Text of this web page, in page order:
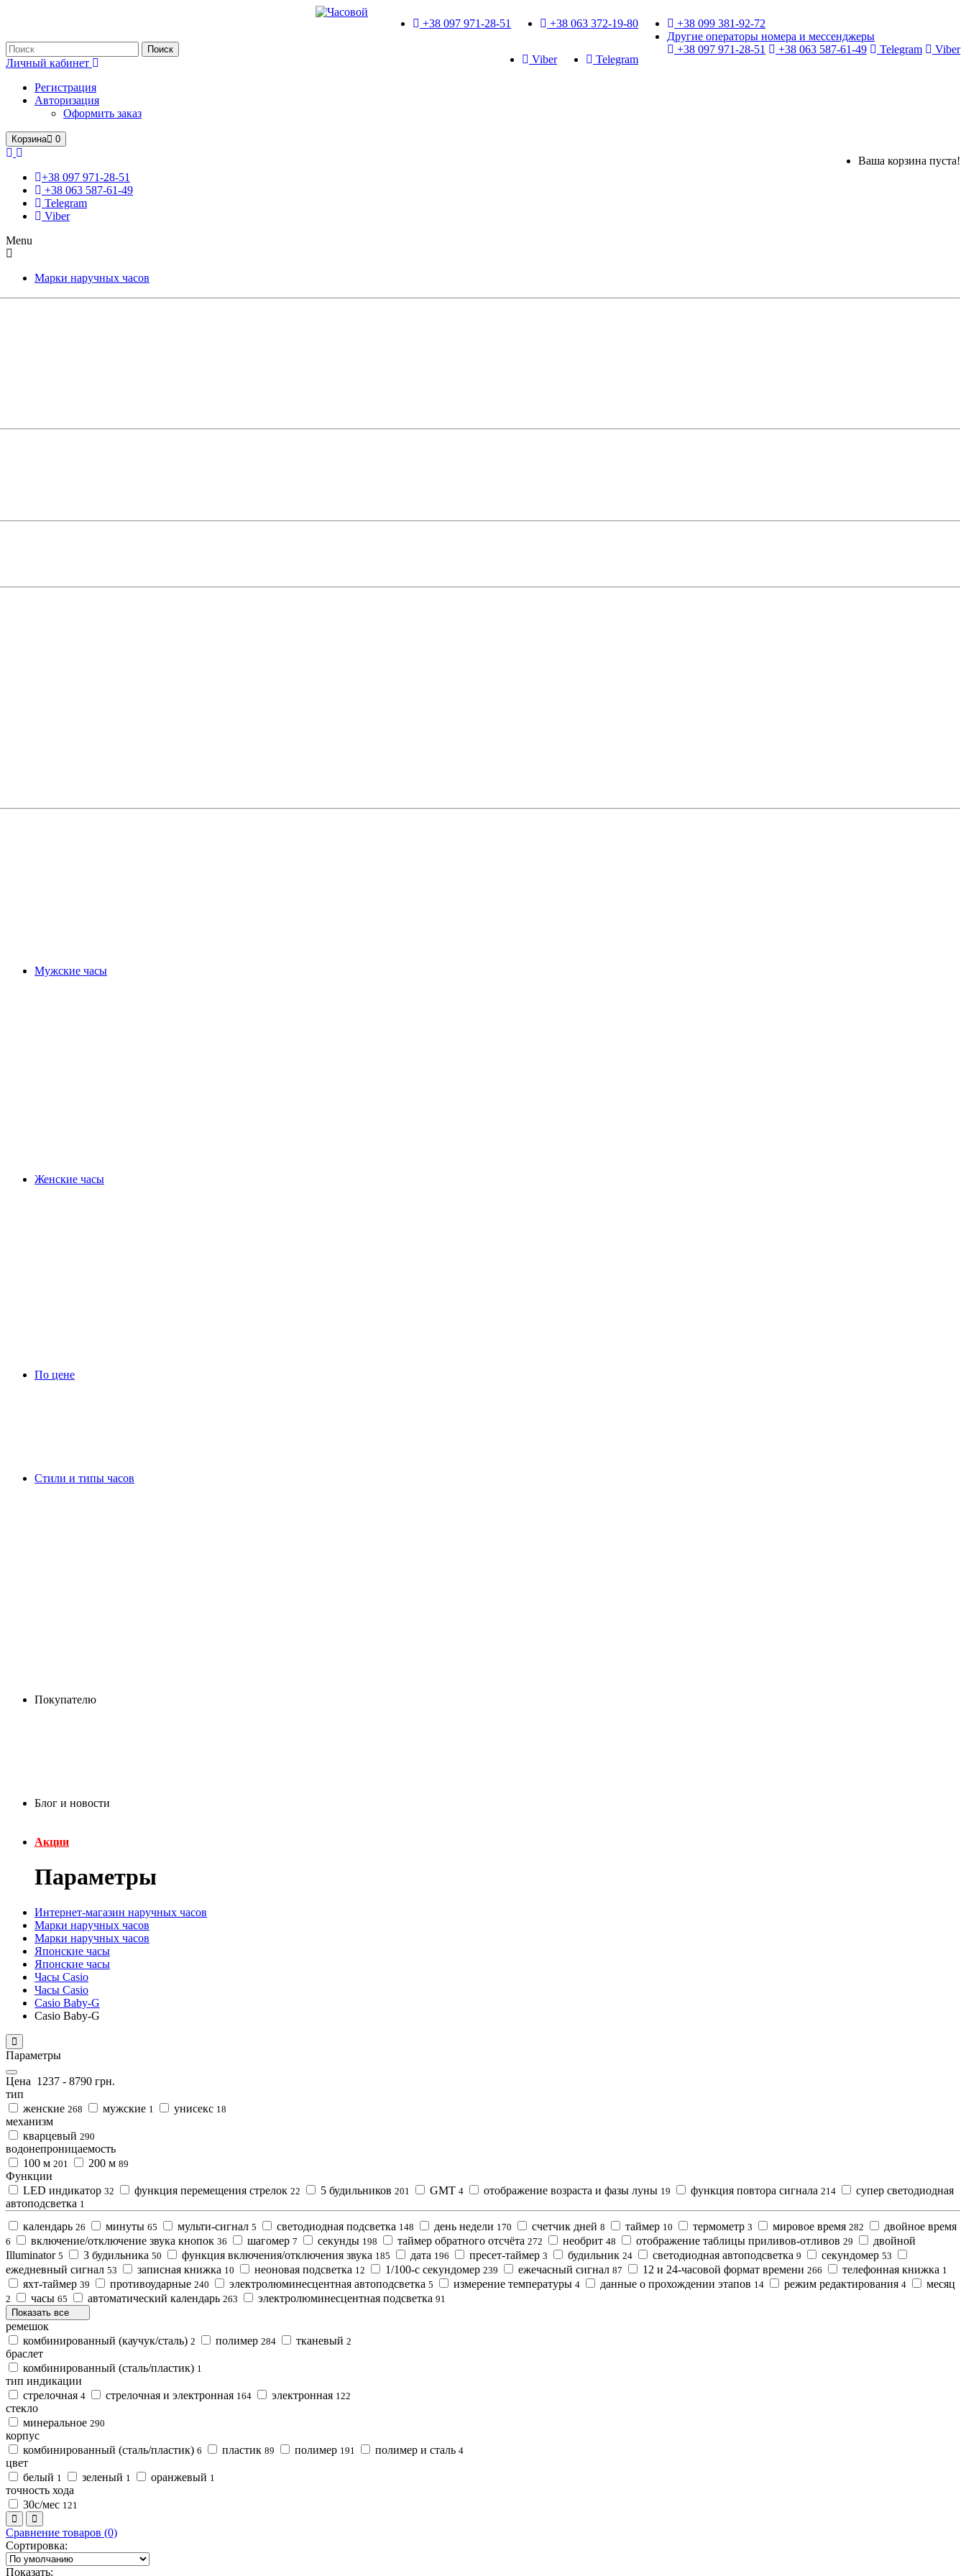
+38 099 381-92-72
Другие операторы номера и мессенджеры
+38 097 971-28-51
+38 063 587-61-49 Telegram Viber
+38 063 372-19-80
+38 097 971-28-51
Telegram
Viber
Поиск
Личный кабинет
Регистрация
Авторизация
Оформить заказ
Корзина 0
Ваша корзина пуста!
+38 097 971-28-51
+38 063 587-61-49
Telegram
Viber
Menu
Марки наручных часов
Мужские часы
Женские часы
По цене
Стили и типы часов
Покупателю
Блог и новости
Акции
Параметры
Интернет-магазин наручных часов
Марки наручных часов
Марки наручных часов
Японские часы
Японские часы
Часы Casio
Часы Casio
Casio Baby-G
Casio Baby-G
Параметры
Цена 1237 - 8790 грн.
тип
женские 268 мужские 1 унисекс 18
механизм
кварцевый 290
водонепроницаемость
100 м 201 200 м 89
Функции
LED индикатор 32 функция перемещения стрелок 22 5 будильников 201 GMT 4 отображение возраста и фазы луны 19 функция повтора сигнала 214
супер светодиодная
автоподсветка 1
календарь 26 минуты 65 мульти-сигнал 5 светодиодная подсветка 148 день недели 170 счетчик дней 8 таймер 10 термометр 3 мировое время 282 двойное время
6 включение/отключение звука кнопок 36 шагомер 7 секунды 198 таймер обратного отсчёта 272 необрит 48 отображение таблицы приливов-отливов 29
двойной
Illuminator 5 3 будильника 50 функция включения/отключения звука 185 дата 196 пресет-таймер 3 будильник 24 светодиодная автоподсветка 9 секундомер 53
ежедневный сигнал 53 записная книжка 10 неоновая подсветка 12 1/100-с секундомер 239 ежечасный сигнал 87 12 и 24-часовой формат времени 266 телефонная книжка 1
яхт-таймер 39 противоударные 240 электролюминесцентная автоподсветка 5 измерение температуры 4 данные о прохождении этапов 14 режим редактирования 4 месяц
2 часы 65 автоматический календарь 263 электролюминесцентная подсветка 91
Показать все
ремешок
комбинированный (каучук/сталь) 2 полимер 284 тканевый 2
браслет
комбинированный (сталь/пластик) 1
тип индикации
стрелочная 4 стрелочная и электронная 164 электронная 122
стекло
минеральное 290
корпус
комбинированный (сталь/пластик) 6 пластик 89 полимер 191 полимер и сталь 4
цвет
белый 1 зеленый 1 оранжевый 1
точность хода
30с/мес 121
Сравнение товаров (0)
Сортировка:
Показать: